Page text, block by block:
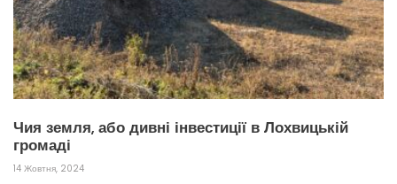
Чия земля, або дивні інвестиції в Лохвицькій
громаді
14 Жовтня, 2024